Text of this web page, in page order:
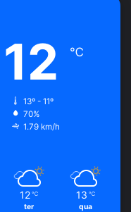
12 ℃
13º - 11º
70%
1.79 km/h
12 ℃
ter
13 ℃
qua